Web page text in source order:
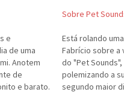
e
de uma
Anotem
de
e barato.
Sobre Pet
Está rolando
Fabrício sobre a
do "Pet
polemizando a
segundo maior